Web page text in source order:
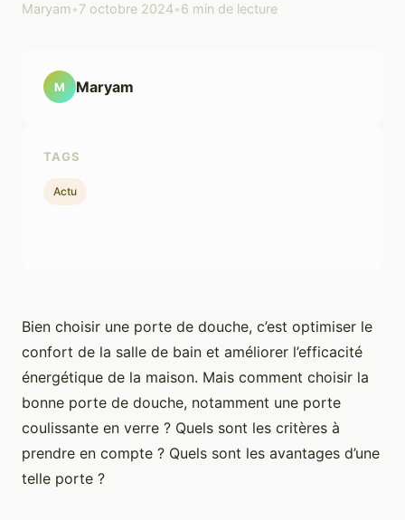
Maryam•7 octobre 2024•6 min de lecture
Bien choisir une porte de douche, c’est optimiser le
confort de la salle de bain et améliorer l’efficacité
énergétique de la maison. Mais comment choisir la
bonne porte de douche, notamment une porte
coulissante en verre ? Quels sont les critères à
prendre en compte ? Quels sont les avantages d’une
telle porte ?
M Maryam
TAGS
Actu